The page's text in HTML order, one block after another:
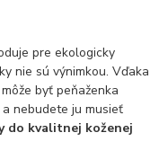
pre ekologicky
nie sú výnimkou. Vďaka
byť peňaženka
nebudete ju musieť
do kvalitnej koženej